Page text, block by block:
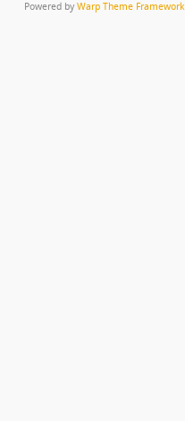
Powered by Warp Theme Framework